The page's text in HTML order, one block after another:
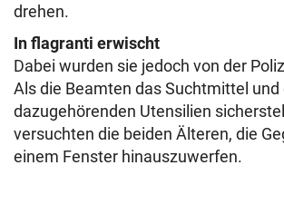
drehen.
In flagranti erwischt
Dabei wurden sie jedoch von der
Als die Beamten das Suchtmittel und
dazugehörenden Utensilien
versuchten die beiden Älteren, die
einem Fenster hinauszuwerfen.